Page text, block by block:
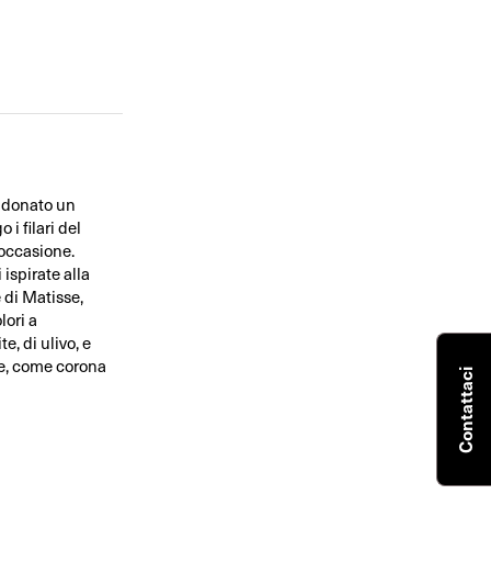
un
i filari del
ispirate alla
Matisse,
a
di ulivo, e
come corona
Contattaci